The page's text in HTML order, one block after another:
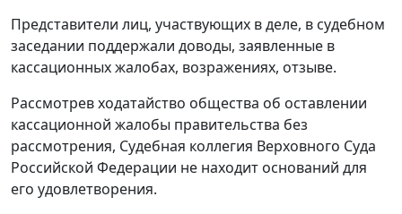
Представители лиц, участвующих в деле, в судебном
заседании поддержали доводы, заявленные в
кассационных жалобах, возражениях, отзыве.
Рассмотрев ходатайство общества об оставлении
кассационной жалобы правительства без
рассмотрения, Судебная коллегия Верховного Суда
Российской Федерации не находит оснований для
его удовлетворения.